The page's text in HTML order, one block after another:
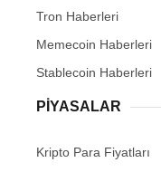
Tron Haberleri
Memecoin Haberleri
Stablecoin Haberleri
PIYASALAR
Kripto Para Fiyatları